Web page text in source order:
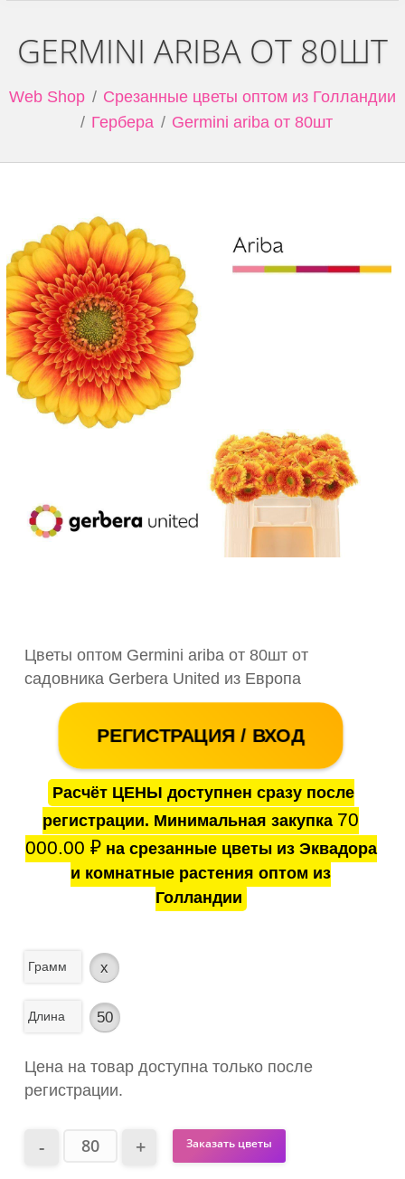
GERMINI ARIBA ОТ 80ШТ
Web Shop
Срезанные цветы оптом из Голландии
Гербера
Germini ariba от 80шт
Цветы оптом Germini ariba от 80шт от
садовника Gerbera United из Европа
РЕГИСТРАЦИЯ / ВХОД
Расчёт ЦЕНЫ доступнен сразу после
регистрации. Минимальная закупка 70
000.00 ₽на срезанные цветы из Эквадора
и комнатные растения оптом из
Голландии
Грамм x
Длина 50
Цена на товар доступна только после
регистрации.
Заказать цветы